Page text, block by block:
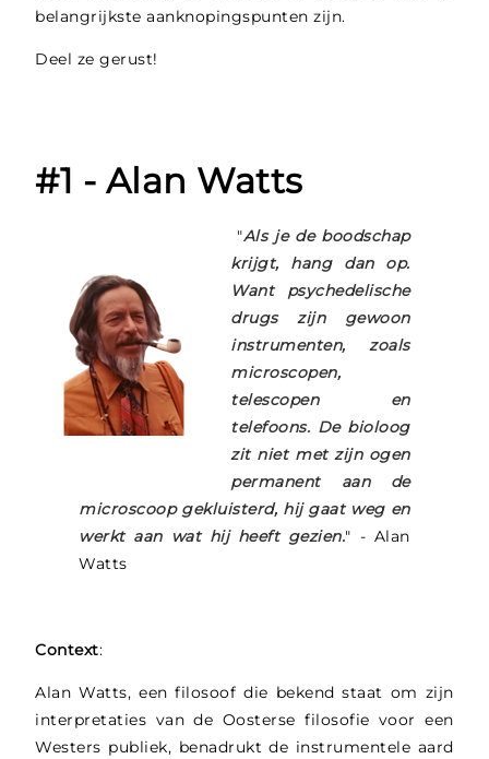
belangrijkste aanknopingspunten zijn.
Deel ze gerust!
#1 - Alan Watts
"Als je de boodschap
krijgt, hang dan op.
Want psychedelische
drugs zijn gewoon
instrumenten, zoals
microscopen,
telescopen en
telefoons. De bioloog
zit niet met zijn ogen
permanent aan de
microscoop gekluisterd, hij gaat weg en
werkt aan wat hij heeft gezien." - Alan
Watts
Context:
Alan Watts, een filosoof die bekend staat om zijn
interpretaties van de Oosterse filosofie voor een
Westers publiek, benadrukt de instrumentele aard